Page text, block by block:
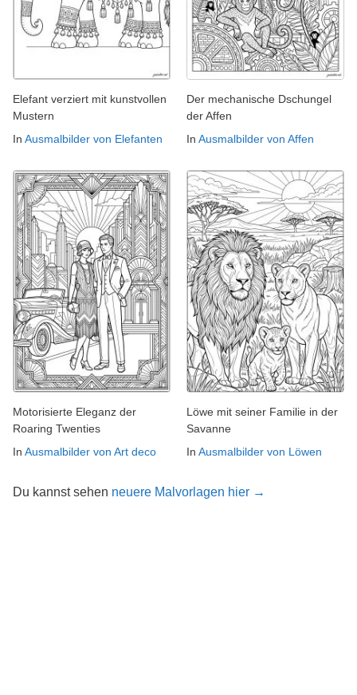
Elefant verziert mit kunstvollen
Mustern
In Ausmalbilder von Elefanten
Der mechanische Dschungel
der Affen
In Ausmalbilder von Affen
Motorisierte Eleganz der
Roaring Twenties
In Ausmalbilder von Art deco
Löwe mit seiner Familie in der
Savanne
In Ausmalbilder von Löwen
Du kannst sehen neuere Malvorlagen hier →